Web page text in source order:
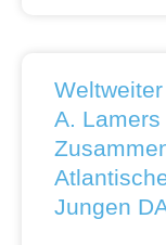
A.
Jungen